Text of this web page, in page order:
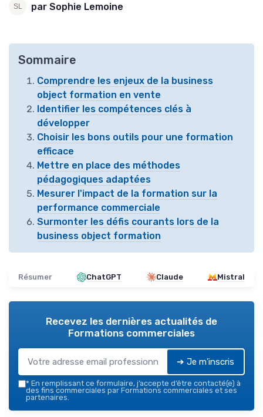
par Sophie Lemoine
Sommaire
Comprendre les enjeux de la business
object formation en vente
Identifier les compétences clés à
développer
Choisir les bons outils pour une formation
efficace
Mettre en place des méthodes
pédagogiques adaptées
Mesurer l'impact de la formation sur la
performance commerciale
Surmonter les défis courants lors de la
business object formation
Résumer ChatGPT Claude Mistral
Recevez les dernières actualités de
Formations commerciales
➔ Je m'inscris
* En remplissant ce formulaire, j’accepte d’être contacté(e) à
des fins commerciales par Formations commerciales et ses
partenaires.